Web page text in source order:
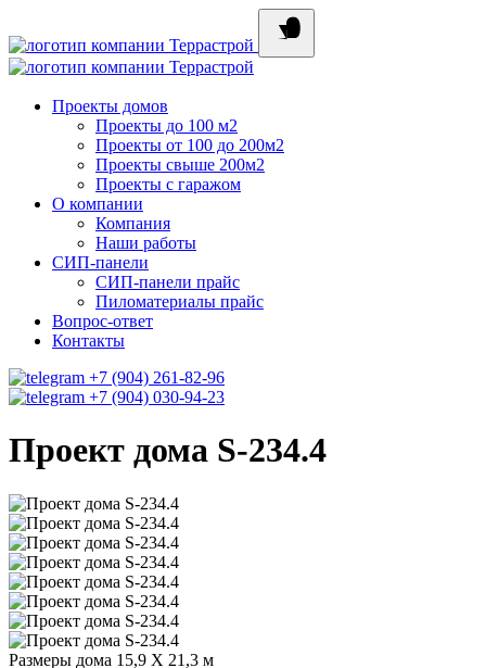
Проекты домов
Проекты до 100 м2
Проекты от 100 до 200м2
Проекты свыше 200м2
Проекты с гаражом
О компании
Компания
Наши работы
СИП-панели
СИП-панели прайс
Пиломатериалы прайс
Вопрос-ответ
Контакты
+7 (904) 261-82-96
+7 (904) 030-94-23
Проект дома S-234.4
Размеры дома 15,9 Х 21,3 м